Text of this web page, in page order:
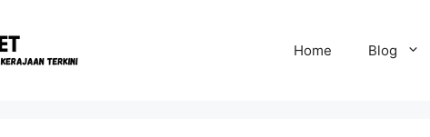
Home Blog